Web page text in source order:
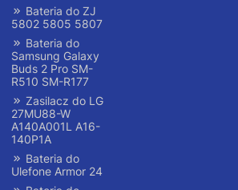
Bateria do ZJ
5802 5805 5807
Bateria do
Samsung Galaxy
Buds 2 Pro SM-
R510 SM-R177
Zasilacz do LG
27MU88-W
A140A001L A16-
140P1A
Bateria do
Ulefone Armor 24